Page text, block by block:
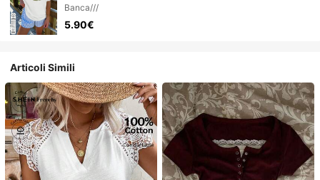
sólida, macia e confortável, estilo streetwear casual, estampa
diver
Banca///
5.90€
Articoli Simili